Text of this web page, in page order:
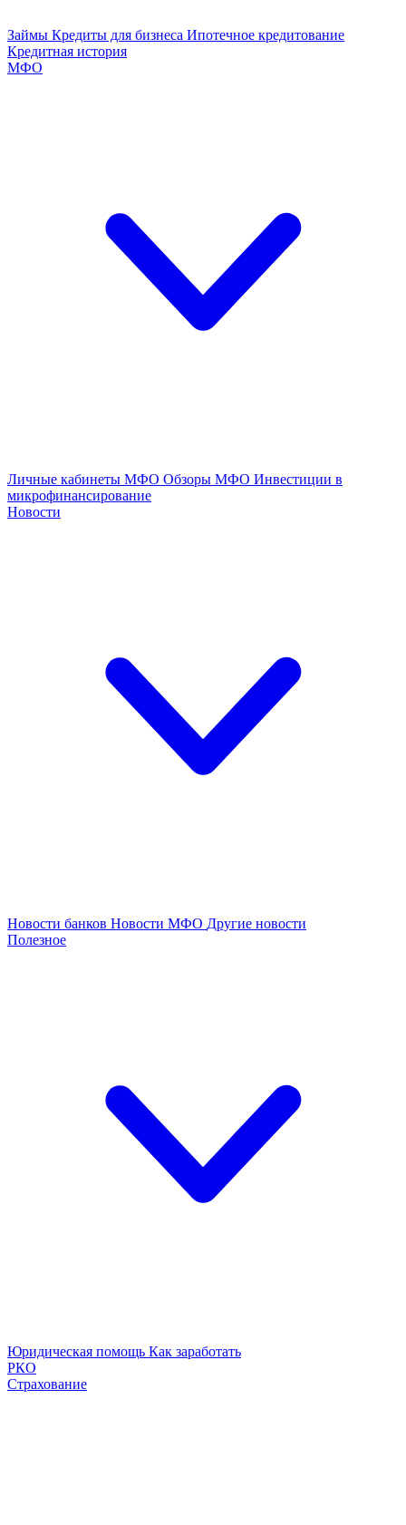
Займы Кредиты для бизнеса Ипотечное кредитование
Кредитная история
МФО
Личные кабинеты МФО Обзоры МФО Инвестиции в
микрофинансирование
Новости
Новости банков Новости МФО Другие новости
Полезное
Юридическая помощь Как заработать
РКО
Страхование